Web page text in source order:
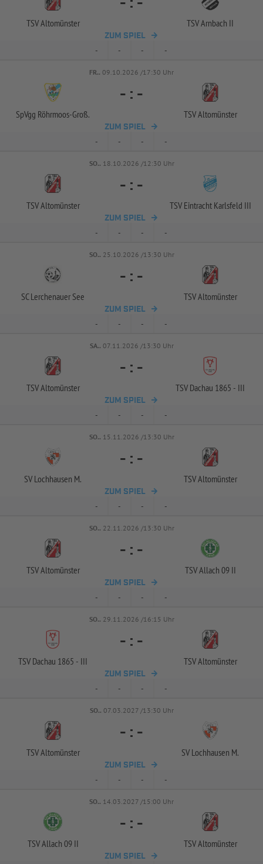
TSV Altomünster TSV Arnbach II
ZUM SPIEL
- - - -
FR.. 09.10.2026 /17:30 Uhr
SpVgg Röhrmoos-Groß.
- : -
TSV Altomünster
ZUM SPIEL
- - - -
SO.. 18.10.2026 /12:30 Uhr
TSV Altomünster
- : -
TSV Eintracht Karlsfeld III
ZUM SPIEL
- - - -
SO.. 25.10.2026 /13:30 Uhr
SC Lerchenauer See
- : -
TSV Altomünster
ZUM SPIEL
- - - -
SA.. 07.11.2026 /13:30 Uhr
TSV Altomünster
- : -
TSV Dachau 1865 - III
ZUM SPIEL
- - - -
SO.. 15.11.2026 /13:30 Uhr
SV Lochhausen M.
- : -
TSV Altomünster
ZUM SPIEL
- - - -
SO.. 22.11.2026 /13:30 Uhr
TSV Altomünster
- : -
TSV Allach 09 II
ZUM SPIEL
- - - -
SO.. 29.11.2026 /16:15 Uhr
TSV Dachau 1865 - III
- : -
TSV Altomünster
ZUM SPIEL
- - - -
SO.. 07.03.2027 /13:30 Uhr
TSV Altomünster
- : -
SV Lochhausen M.
ZUM SPIEL
- - - -
SO.. 14.03.2027 /15:00 Uhr
TSV Allach 09 II
- : -
TSV Altomünster
ZUM SPIEL